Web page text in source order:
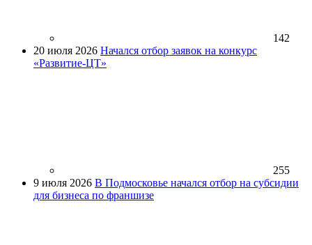
142
20 июля 2026 Начался отбор заявок на конкурс
«Развитие-ЦТ»
255
9 июля 2026 В Подмосковье начался отбор на субсидии
для бизнеса по франшизе